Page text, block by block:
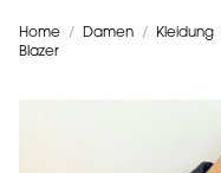
Home / Damen / Kleidung
Blazer